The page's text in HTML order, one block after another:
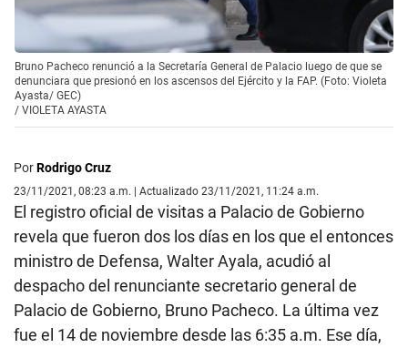
Bruno Pacheco renunció a la Secretaría General de Palacio luego de que se
denunciara que presionó en los ascensos del Ejército y la FAP. (Foto: Violeta
Ayasta/ GEC)
/ VIOLETA AYASTA
PorRodrigo Cruz
23/11/2021, 08:23 a.m. | Actualizado 23/11/2021, 11:24 a.m.
El registro oficial de visitas a Palacio de Gobierno
revela que fueron dos los días en los que el entonces
ministro de Defensa, Walter Ayala, acudió al
despacho del renunciante secretario general de
Palacio de Gobierno, Bruno Pacheco. La última vez
fue el 14 de noviembre desde las 6:35 a.m. Ese día,